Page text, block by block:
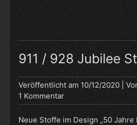
911 / 928 Jubilee
Veröffentlicht am 10/12/2020 |
1 Kommentar
Neue Stoffe im Design „50